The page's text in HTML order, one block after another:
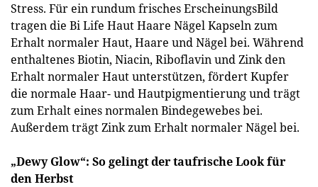
Stress. Für ein rundum frisches ErscheinungsBild
tragen die Bi Life Haut Haare Nägel Kapseln zum
Erhalt normaler Haut, Haare und Nägel bei. Während
enthaltenes Biotin, Niacin, Riboflavin und Zink den
Erhalt normaler Haut unterstützen, fördert Kupfer
die normale Haar- und Hautpigmentierung und trägt
zum Erhalt eines normalen Bindegewebes bei.
Außerdem trägt Zink zum Erhalt normaler Nägel bei.
„Dewy Glow“: So gelingt der taufrische Look für
den Herbst